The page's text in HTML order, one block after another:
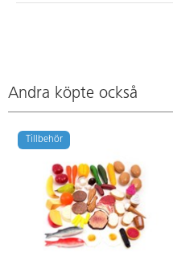
Andra köpte också
Tillbehör